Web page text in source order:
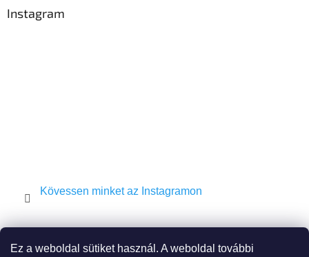
Ez a weboldal sütiket használ. A weboldal további
Instagram
Kövessen minket az Instagramon